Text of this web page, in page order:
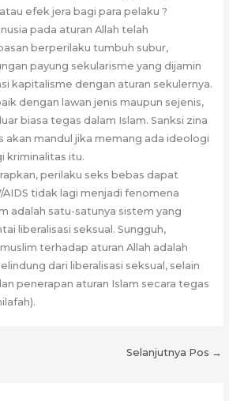
efek jera bagi para pelaku ?
pada aturan Allah telah
berperilaku tumbuh subur,
payung sekularisme yang dijamin
kapitalisme dengan aturan sekulernya.
dengan lawan jenis maupun sejenis,
biasa tegas dalam Islam. Sanksi zina
akan mandul jika memang ada ideologi
kriminalitas itu.
perilaku seks bebas dapat
AIDS tidak lagi menjadi fenomena
adalah satu-satunya sistem yang
liberalisasi seksual. Sungguh,
terhadap aturan Allah adalah
dari liberalisasi seksual, selain
penerapan aturan Islam secara tegas
Selanjutnya Pos →